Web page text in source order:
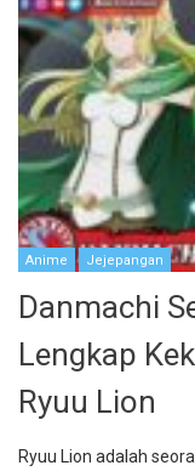
Anime Jejepangan
Danmachi
Lengkap
Ryuu Lion
Ryuu Lion adalah